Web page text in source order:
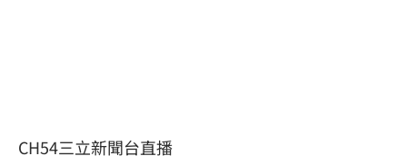
CH54三立新聞台直播